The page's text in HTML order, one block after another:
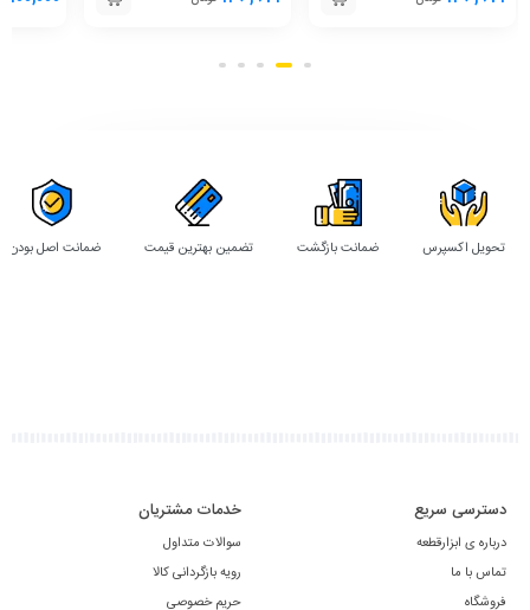
تحویل اکسپرس ضمانت بازگشت تضمین بهترین قیمت ضمانت اصل بودن
دسترسی سریع
درباره ی ابزارقطعه
تماس با ما
فروشگاه
خدمات مشتریان
سوالات متداول
رویه بازگردانی کالا
حریم خصوصی